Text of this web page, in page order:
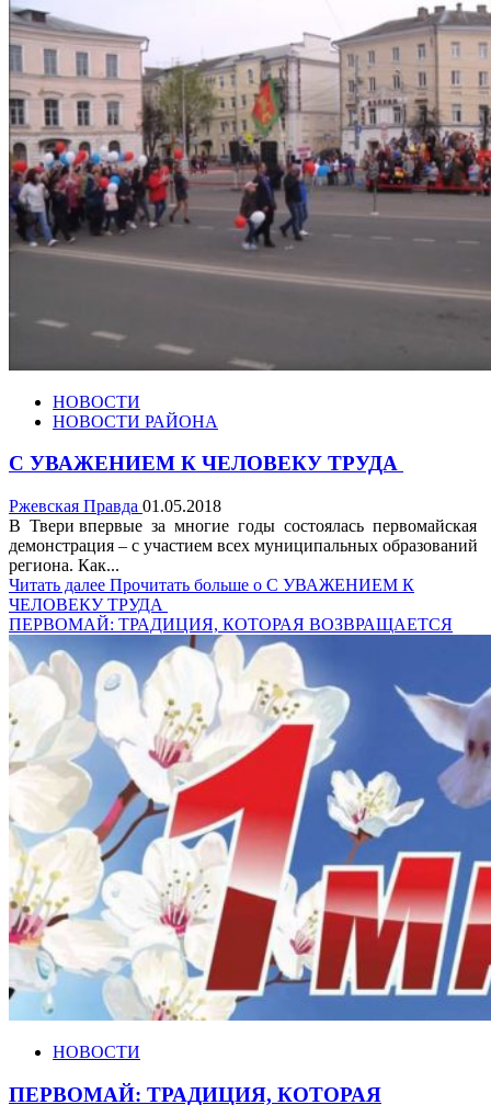
НОВОСТИ
НОВОСТИ РАЙОНА
С УВАЖЕНИЕМ К ЧЕЛОВЕКУ ТРУДА
Ржевская Правда 01.05.2018
В Твери впервые за многие годы состоялась первомайская
демонстрация – с участием всех муниципальных образований
региона. Как...
Читать далее Прочитать больше о С УВАЖЕНИЕМ К
ЧЕЛОВЕКУ ТРУДА
ПЕРВОМАЙ: ТРАДИЦИЯ, КОТОРАЯ ВОЗВРАЩАЕТСЯ
НОВОСТИ
ПЕРВОМАЙ: ТРАДИЦИЯ, КОТОРАЯ